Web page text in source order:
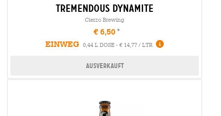
tremendous dynamite
Cierzo Brewing
€ 6,50
EINWEG
0,44 L DOSE - € 14,77 / LTR
Ausverkauft